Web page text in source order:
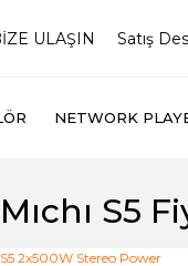
ULAŞIN Satış
NETWORK
S5